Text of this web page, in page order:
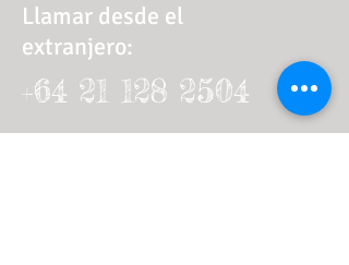
Llamar desde el
extranjero:
+64 21 128 2504